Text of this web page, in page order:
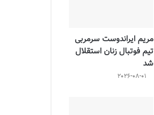
مریم ایراندوست سرمربی
تیم فوتبال زنان استقلال
شد
2026-08-01